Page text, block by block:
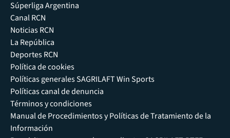
Súperliga Argentina
Canal RCN
Noticias RCN
La República
Deportes RCN
Política de cookies
Políticas generales SAGRILAFT Win Sports
Políticas canal de denuncia
Términos y condiciones
Manual de Procedimientos y Políticas de Tratamiento de la
Información